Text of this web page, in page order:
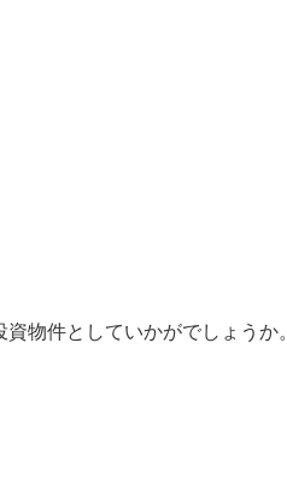
物件としていかがでしょうか。